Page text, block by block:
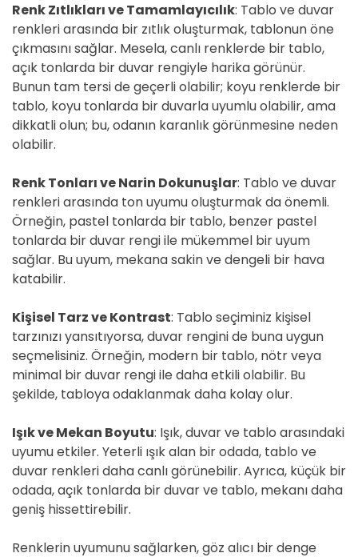
Renk Zıtlıkları ve Tamamlayıcılık: Tablo ve duvar
renkleri arasında bir zıtlık oluşturmak, tablonun öne
çıkmasını sağlar. Mesela, canlı renklerde bir tablo,
açık tonlarda bir duvar rengiyle harika görünür.
Bunun tam tersi de geçerli olabilir; koyu renklerde bir
tablo, koyu tonlarda bir duvarla uyumlu olabilir, ama
dikkatli olun; bu, odanın karanlık görünmesine neden
olabilir.
Renk Tonları ve Narin Dokunuşlar: Tablo ve duvar
renkleri arasında ton uyumu oluşturmak da önemli.
Örneğin, pastel tonlarda bir tablo, benzer pastel
tonlarda bir duvar rengi ile mükemmel bir uyum
sağlar. Bu uyum, mekana sakin ve dengeli bir hava
katabilir.
Kişisel Tarz ve Kontrast: Tablo seçiminiz kişisel
tarzınızı yansıtıyorsa, duvar rengini de buna uygun
seçmelisiniz. Örneğin, modern bir tablo, nötr veya
minimal bir duvar rengi ile daha etkili olabilir. Bu
şekilde, tabloya odaklanmak daha kolay olur.
Işık ve Mekan Boyutu: Işık, duvar ve tablo arasındaki
uyumu etkiler. Yeterli ışık alan bir odada, tablo ve
duvar renkleri daha canlı görünebilir. Ayrıca, küçük bir
odada, açık tonlarda bir duvar ve tablo, mekanı daha
geniş hissettirebilir.
Renklerin uyumunu sağlarken, göz alıcı bir denge